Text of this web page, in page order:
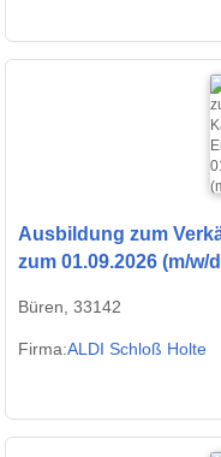
Ausbildung zum
zum 01.09.2026 (m/w/
Büren, 33142
Firma:ALDI Schloß Holte